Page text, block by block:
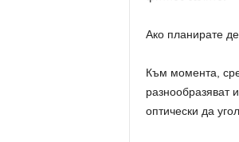
Ако планирате
Към момента,
разнообразяват
оптически да